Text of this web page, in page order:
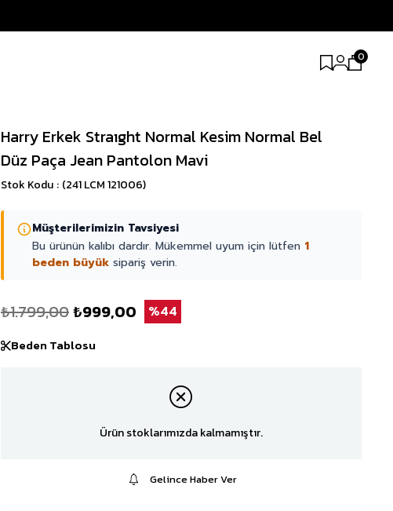
0
Harry Erkek Straıght Normal Kesim Normal Bel
Düz Paça Jean Pantolon Mavi
Stok Kodu (241 LCM 121006)
Müşterilerimizin Tavsiyesi
Bu ürünün kalıbı dardır. Mükemmel uyum için lütfen 1
beden büyük sipariş verin.
₺1.799,00₺999,00 44
Beden Tablosu
Ürün stoklarımızda kalmamıştır.
Gelince Haber Ver